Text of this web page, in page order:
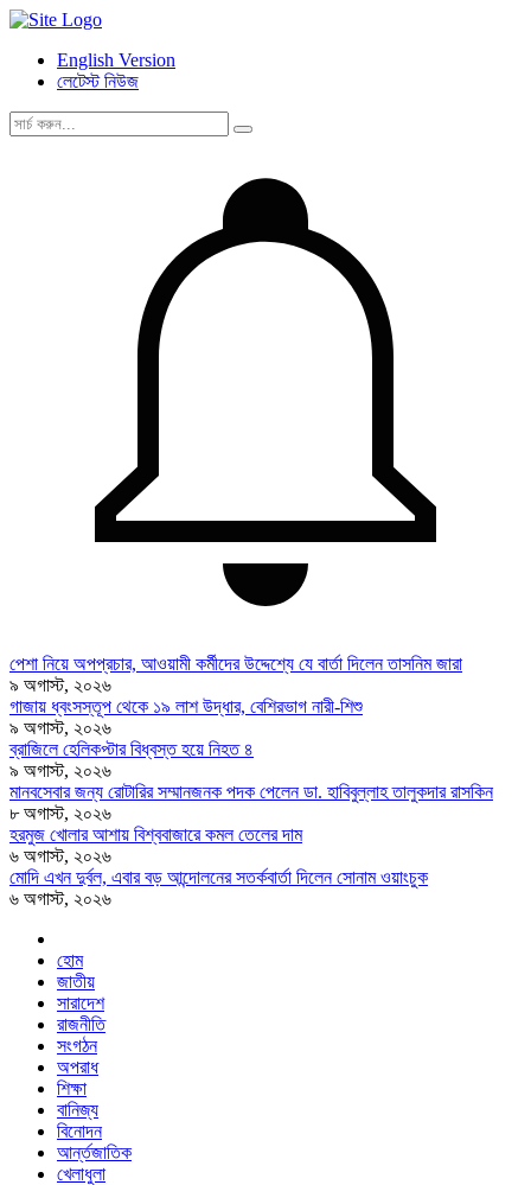
English Version
লেটেস্ট নিউজ
পেশা নিয়ে অপপ্রচার, আওয়ামী কর্মীদের উদ্দেশ্যে যে বার্তা দিলেন তাসনিম জারা
৯ অগাস্ট, ২০২৬
গাজায় ধ্বংসস্তূপ থেকে ১৯ লাশ উদ্ধার, বেশিরভাগ নারী-শিশু
৯ অগাস্ট, ২০২৬
ব্রাজিলে হেলিকপ্টার বিধ্বস্ত হয়ে নিহত ৪
৯ অগাস্ট, ২০২৬
মানবসেবার জন্য রোটারির সম্মানজনক পদক পেলেন ডা. হাবিবুল্লাহ তালুকদার রাসকিন
৮ অগাস্ট, ২০২৬
হরমুজ খোলার আশায় বিশ্ববাজারে কমল তেলের দাম
৬ অগাস্ট, ২০২৬
মোদি এখন দুর্বল, এবার বড় আন্দোলনের সতর্কবার্তা দিলেন সোনাম ওয়াংচুক
৬ অগাস্ট, ২০২৬
হোম
জাতীয়
সারাদেশ
রাজনীতি
সংগঠন
অপরাধ
শিক্ষা
বানিজ্য
বিনোদন
আর্ন্তজাতিক
খেলাধুলা